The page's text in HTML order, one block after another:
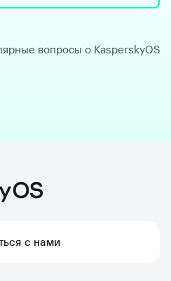
вопросы о KasperskyOS
с нами